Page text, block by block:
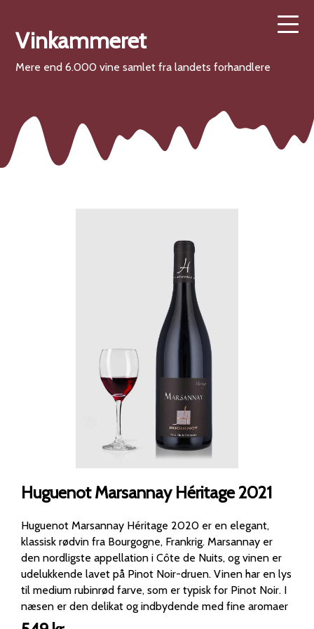
Vinkammeret
Mere end 6.000 vine samlet fra landets forhandlere
Huguenot Marsannay Héritage 2021
Huguenot Marsannay Héritage 2020 er en elegant,
klassisk rødvin fra Bourgogne, Frankrig. Marsannay er
den nordligste appellation i Côte de Nuits, og vinen er
udelukkende lavet på Pinot Noir-druen. Vinen har en lys
til medium rubinrød farve, som er typisk for Pinot Noir. I
næsen er den delikat og indbydende med fine aromaer
af friske røde bær, især kirsebær, hindbær og jordbær.